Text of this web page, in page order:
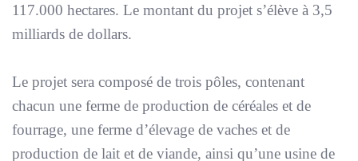
117.000 hectares. Le montant du projet s’élève à 3,5
milliards de dollars.
Le projet sera composé de trois pôles, contenant
chacun une ferme de production de céréales et de
fourrage, une ferme d’élevage de vaches et de
production de lait et de viande, ainsi qu’une usine de